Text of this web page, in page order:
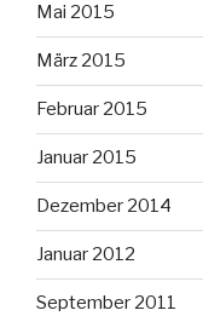
Mai 2015
März 2015
Februar 2015
Januar 2015
Dezember 2014
Januar 2012
September 2011